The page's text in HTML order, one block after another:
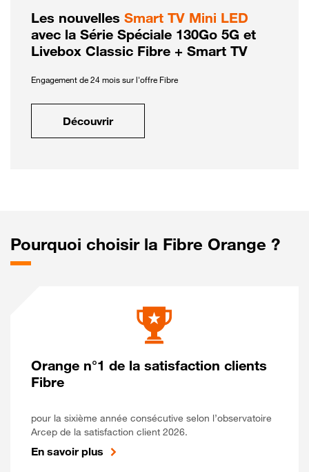
Les nouvelles Smart TV Mini LED
avec la Série Spéciale 130Go 5G et
Livebox Classic Fibre + Smart TV
Engagement de 24 mois sur l'offre Fibre
Découvrir
Pourquoi choisir la Fibre Orange ?
Orange n°1 de la satisfaction clients
Fibre
pour la sixième année consécutive selon l’observatoire
Arcep de la satisfaction client 2026.
En savoir plus